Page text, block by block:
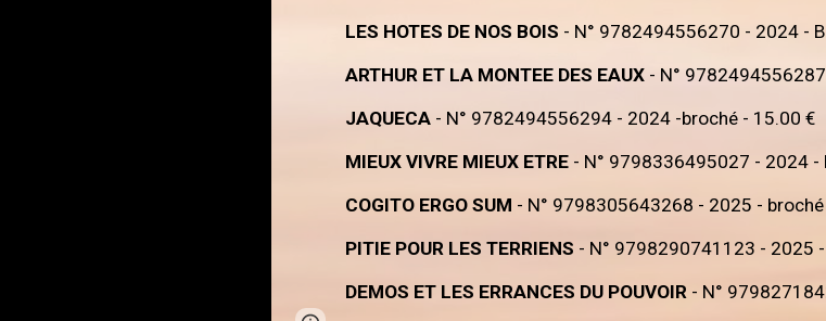
LES HOTES DE NOS BOIS - N° 9782494556270 - 2024 -
ARTHUR ET LA MONTEE DES EAUX - N°
JAQUECA - N° 9782494556294 - 2024 -broché - 15.00 €
MIEUX VIVRE MIEUX ETRE - N° 9798336495027 - 2024 -
COGITO ERGO SUM - N° 9798305643268 - 2025 -
PITIE POUR LES TERRIENS - N° 9798290741123 - 2025
DEMOS ET LES ERRANCES DU POUVOIR - N°